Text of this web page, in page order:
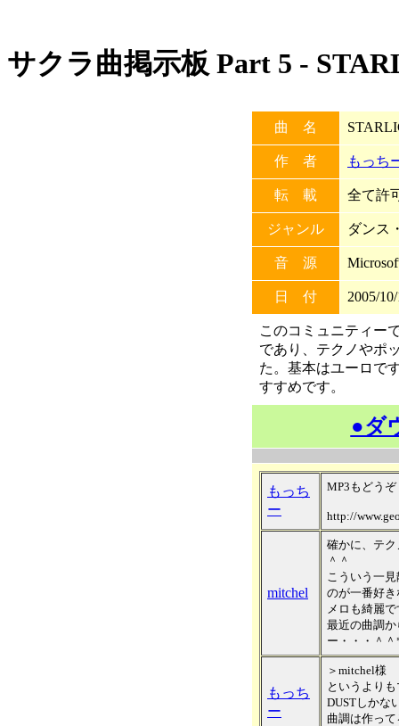
サクラ曲掲示板 Part 5 -
曲 名
作 者 もっち
転 載 全て許
ジャンル ダンス
音 源
日 付 2005/
このコミュニティー
であり、テクノやポ
た。基本はユーロで
すすめです。
●ダ
もっち
ー
MP3もどう
http://
mitchel
確かに、テ
＾＾
こういう一
のが一番好
メロも綺麗
最近の曲調
ー・・・＾
もっち
ー
＞mitchel様
というより
DUSTしかな
曲調は作っ